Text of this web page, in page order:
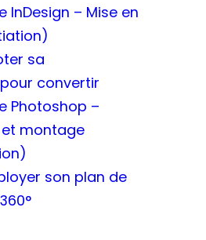
InDesign – Mise en
sa
convertir
Photoshop –
montage
son plan de